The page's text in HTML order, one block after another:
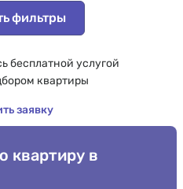
фильтры
бесплатной услугой
квартиры
заявку
квартиру в